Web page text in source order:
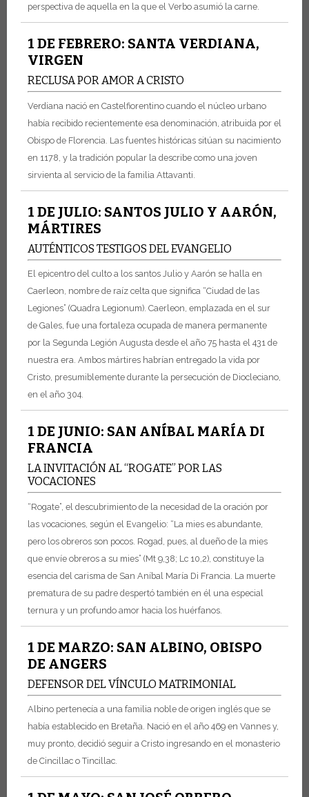
perspectiva de aquella en la que el Verbo asumió la carne.
1 DE FEBRERO: SANTA VERDIANA,
VIRGEN
RECLUSA POR AMOR A CRISTO
Verdiana nació en Castelfiorentino cuando el núcleo urbano
había recibido recientemente esa denominación, atribuida por el
Obispo de Florencia. Las fuentes históricas sitúan su nacimiento
en 1178, y la tradición popular la describe como una joven
sirvienta al servicio de la familia Attavanti.
1 DE JULIO: SANTOS JULIO Y AARÓN,
MÁRTIRES
AUTÉNTICOS TESTIGOS DEL EVANGELIO
El epicentro del culto a los santos Julio y Aarón se halla en
Caerleon, nombre de raíz celta que significa “Ciudad de las
Legiones” (Quadra Legionum). Caerleon, emplazada en el sur
de Gales, fue una fortaleza ocupada de manera permanente
por la Segunda Legión Augusta desde el año 75 hasta el 431 de
nuestra era. Ambos mártires habrían entregado la vida por
Cristo, presumiblemente durante la persecución de Diocleciano,
en el año 304.
1 DE JUNIO: SAN ANÍBAL MARÍA DI
FRANCIA
LA INVITACIÓN AL “ROGATE” POR LAS
VOCACIONES
“Rogate”, el descubrimiento de la necesidad de la oración por
las vocaciones, según el Evangelio: “La mies es abundante,
pero los obreros son pocos. Rogad, pues, al dueño de la mies
que envíe obreros a su mies” (Mt 9,38; Lc 10,2), constituye la
esencia del carisma de San Aníbal María Di Francia. La muerte
prematura de su padre despertó también en él una especial
ternura y un profundo amor hacia los huérfanos.
1 DE MARZO: SAN ALBINO, OBISPO
DE ANGERS
DEFENSOR DEL VÍNCULO MATRIMONIAL
Albino pertenecía a una familia noble de origen inglés que se
había establecido en Bretaña. Nació en el año 469 en Vannes y,
muy pronto, decidió seguir a Cristo ingresando en el monasterio
de Cincillac o Tincillac.